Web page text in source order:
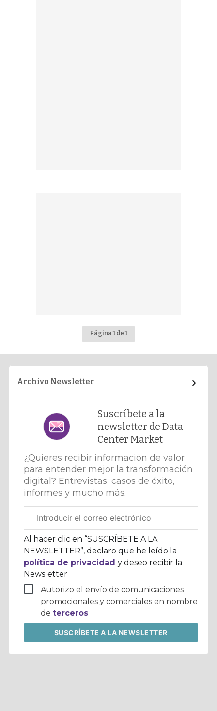
Página 1 de 1
Archivo Newsletter
Suscríbete a la
newsletter de Data
Center Market
¿Quieres recibir información de valor
para entender mejor la transformación
digital? Entrevistas, casos de éxito,
informes y mucho más.
electrónico
corporativo
Al hacer clic en “SUSCRÍBETE A LA
NEWSLETTER”, declaro que he leído la
política de privacidady deseo recibir la
Newsletter
Autorizo el envío de comunicaciones
promocionales y comerciales en nombre
deterceros
SUSCRÍBETEA LA NEWSLETTER